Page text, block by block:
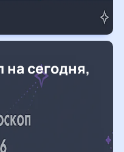
на сегодня,